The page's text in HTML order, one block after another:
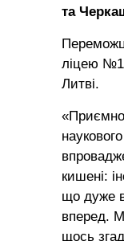
та
ліцею №1
Литві.
«Приємно
кишені:
що дуже
вперед.
щось